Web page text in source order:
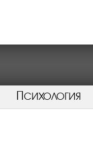
Психология